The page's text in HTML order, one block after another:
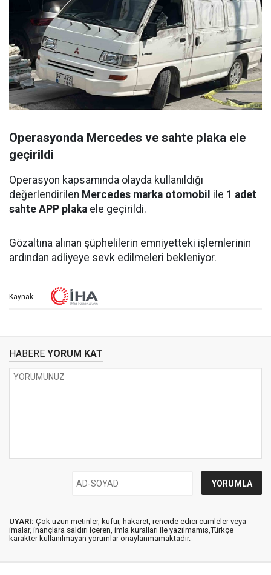
Operasyonda Mercedes ve sahte plaka ele
geçirildi
Operasyon kapsamında olayda kullanıldığı
değerlendirilen Mercedes marka otomobil ile 1 adet
sahte APP plaka ele geçirildi.
Gözaltına alınan şüphelilerin emniyetteki işlemlerinin
ardından adliyeye sevk edilmeleri bekleniyor.
Kaynak:
HABERE YORUM KAT
UYARI: Çok uzun metinler, küfür, hakaret, rencide edici cümleler veya
imalar, inançlara saldırı içeren, imla kuralları ile yazılmamış,Türkçe
karakter kullanılmayan yorumlar onaylanmamaktadır.